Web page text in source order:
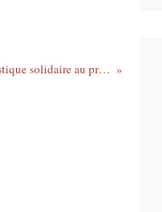
L' Art O'carré 4e biennale artistique solidaire au profit Un + à La Devinière - 17 au 26 mars 2023 à Saint Pryvé